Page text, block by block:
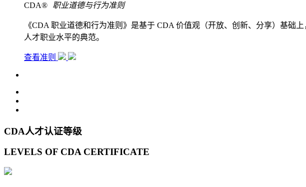
CDA® 职业道德与行为准则
《CDA 职业道德和行为准则》是基于 CDA 价值观（开放、创新、分享）基
人才职业水平的典范。
查看准则
CDA人才认证等级
LEVELS OF CDA CERTIFICATE